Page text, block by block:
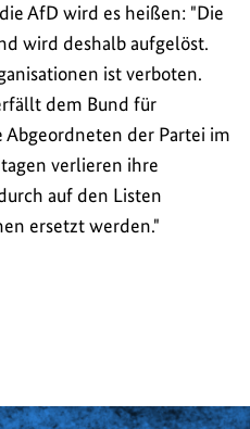
AfD wird es heißen: "Die
wird deshalb aufgelöst.
ist verboten.
dem Bund für
der Partei im
verlieren ihre
auf den Listen
ersetzt werden."